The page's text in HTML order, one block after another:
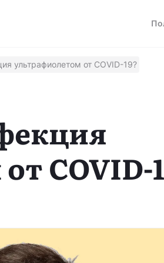
ультрафиолетом от COVID-19?
COVID-